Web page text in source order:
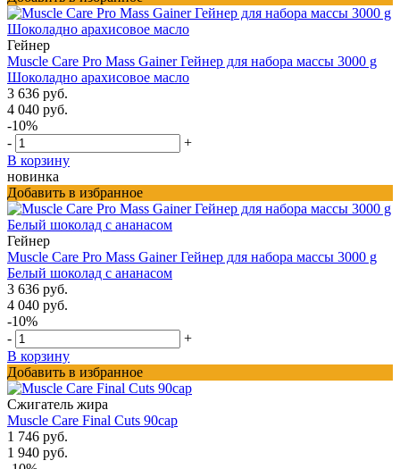
Гейнер
Muscle Care Pro Mass Gainer Гейнер для набора массы 3000 g
Шоколадно арахисовое масло
3 636 руб.
4 040 руб.
-10%
-
+
В корзину
новинка
Добавить в избранное
Гейнер
Muscle Care Pro Mass Gainer Гейнер для набора массы 3000 g
Белый шоколад с ананасом
3 636 руб.
4 040 руб.
-10%
-
+
В корзину
Добавить в избранное
Сжигатель жира
Muscle Care Final Cuts 90cap
1 746 руб.
1 940 руб.